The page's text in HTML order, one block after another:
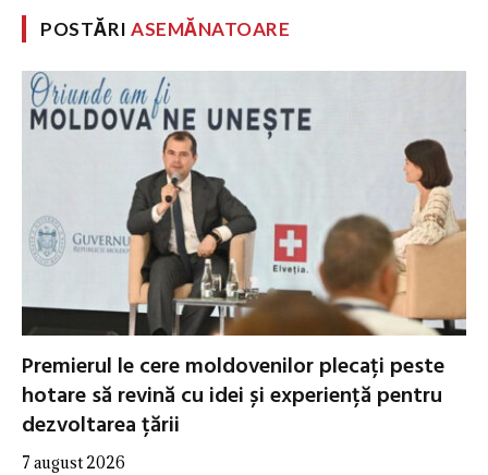
POSTĂRIASEMĂNATOARE
Premierul le cere moldovenilor plecați peste
hotare să revină cu idei și experiență pentru
dezvoltarea țării
7 august 2026